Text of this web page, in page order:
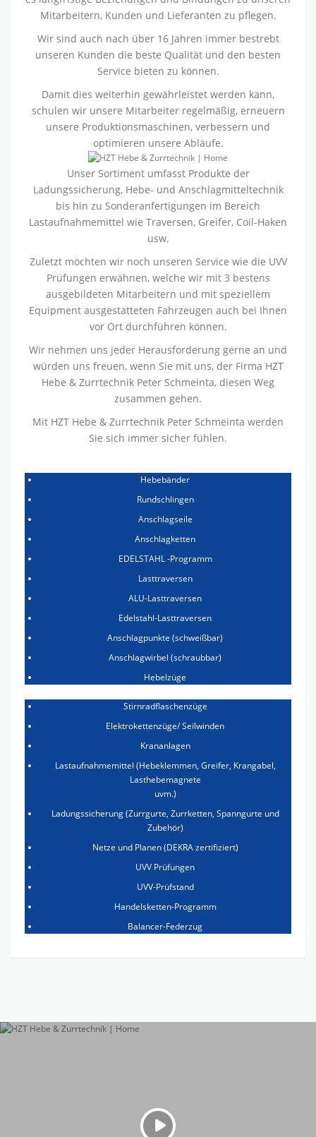
Mitarbeitern, Kunden und Lieferanten zu pflegen.
Wir sind auch nach über 16 Jahren immer bestrebt
unseren Kunden die beste Qualität und den besten
Service bieten zu können.
Damit dies weiterhin gewährleistet werden kann,
schulen wir unsere Mitarbeiter regelmäßig, erneuern
unsere Produktionsmaschinen, verbessern und
optimieren unsere Abläufe.
Unser Sortiment umfasst Produkte der
Ladungssicherung, Hebe- und Anschlagmitteltechnik
bis hin zu Sonderanfertigungen im Bereich
Lastaufnahmemittel wie Traversen, Greifer, Coil-Haken
usw.
Zuletzt möchten wir noch unseren Service wie die UVV
Prüfungen erwähnen, welche wir mit 3 bestens
ausgebildeten Mitarbeitern und mit speziellem
Equipment ausgestatteten Fahrzeugen auch bei Ihnen
vor Ort durchführen können.
Wir nehmen uns jeder Herausforderung gerne an und
würden uns freuen, wenn Sie mit uns, der Firma HZT
Hebe & Zurrtechnik Peter Schmeinta, diesen Weg
zusammen gehen.
Mit HZT Hebe & Zurrtechnik Peter Schmeinta werden
Sie sich immer sicher fühlen.
Hebebänder
Rundschlingen
Anschlagseile
Anschlagketten
EDELSTAHL -Programm
Lasttraversen
ALU-Lasttraversen
Edelstahl-Lasttraversen
Anschlagpunkte (schweißbar)
Anschlagwirbel (schraubbar)
Hebelzüge
Stirnradflaschenzüge
Elektrokettenzüge/ Seilwinden
Krananlagen
Lastaufnahmemittel (Hebeklemmen, Greifer, Krangabel,
Lasthebemagnete
uvm.)
Ladungssicherung (Zurrgurte, Zurrketten, Spanngurte und
Zubehör)
Netze und Planen (DEKRA zertifiziert)
UVV Prüfungen
UVV-Prüfstand
Handelsketten-Programm
Balancer-Federzug